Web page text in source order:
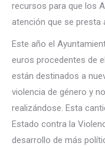
recursos para que los
atención que se presta
Este año el
euros procedentes de
están destinados a
violencia de género y
realizándose. Esta
Estado contra la
desarrollo de más